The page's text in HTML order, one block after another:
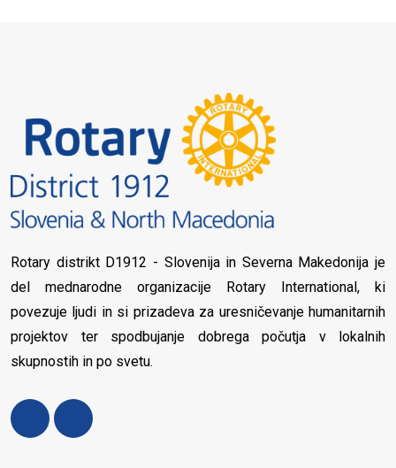
Rotary distrikt D1912 - Slovenija in Severna Makedonija je
del mednarodne organizacije Rotary International, ki
povezuje ljudi in si prizadeva za uresničevanje humanitarnih
projektov ter spodbujanje dobrega počutja v lokalnih
skupnostih in po svetu.